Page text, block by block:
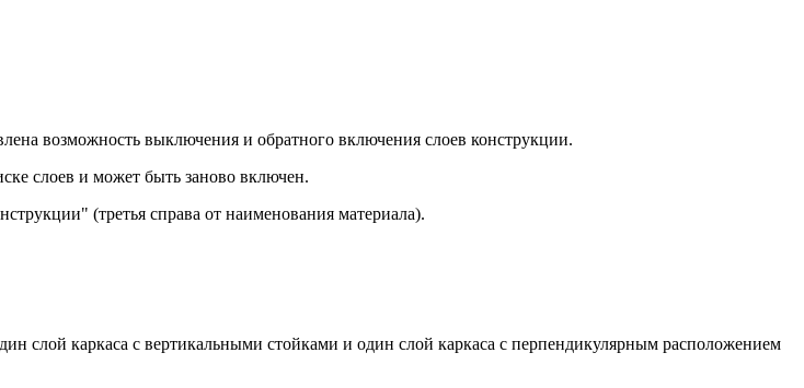
возможность выключения и обратного включения слоев конструкции.
слоев и может быть заново включен.
(третья справа от наименования материала).
слой каркаса с вертикальными стойками и один слой каркаса с перпендикулярным расположением